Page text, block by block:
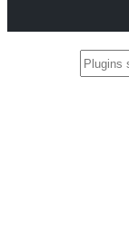
Plugins